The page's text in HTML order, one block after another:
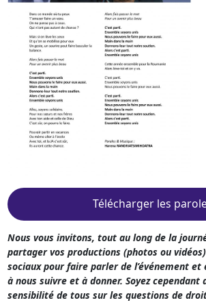
Télécharger les
Nous vous invitons, tout au long de la
partager vos productions (photos ou
sociaux pour faire parler de l’événement et
à nous suivre et à donner. Soyez
sensibilité de tous sur les questions de